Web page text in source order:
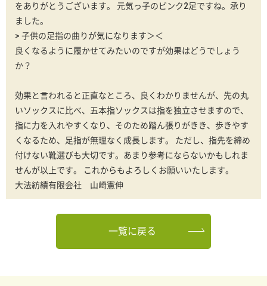
をありがとうございます。 元気っ子のピンク2足ですね。承り
ました。
> 子供の足指の曲りが気になります＞＜
良くなるように履かせてみたいのですが効果はどうでしょう
か？
効果と言われると正直なところ、良くわかりませんが、先の丸
いソックスに比べ、五本指ソックスは指を独立させますので、
指に力を入れやすくなり、そのため踏ん張りがきき、歩きやす
くなるため、足指が無理なく成長します。 ただし、指先を締め
付けない靴選びも大切です。あまり参考にならないかもしれま
せんが以上です。 これからもよろしくお願いいたします。
大法紡績有限会社 山崎憲伸
一覧に戻る